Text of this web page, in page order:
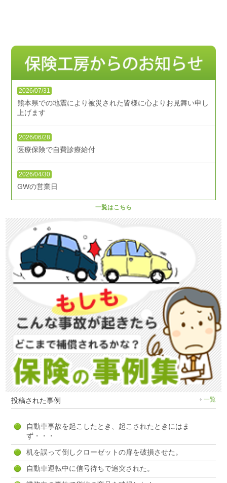
2026/07/31
熊本県での地震により被災された皆様に心よりお見舞い申し
上げます
2026/06/28
医療保険で自費診療給付
2026/04/30
GWの営業日
一覧はこちら
投稿された事例 一覧
自動車事故を起こしたとき、起こされたときにはま
ず・・・
机を誤って倒しクローゼットの扉を破損させた。
自動車運転中に信号待ちで追突された。